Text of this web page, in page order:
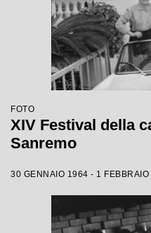
FOTO
XIV Festival della
Sanremo
30 GENNAIO 1964 - 1